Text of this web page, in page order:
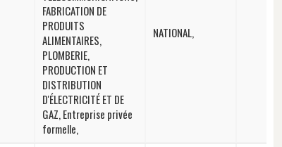
FABRICATION DE
PRODUITS
ALIMENTAIRES,
PLOMBERIE,
PRODUCTION ET
DISTRIBUTION
D'ÉLECTRICITÉ ET DE
GAZ, Entreprise privée
formelle,
NATIONAL,